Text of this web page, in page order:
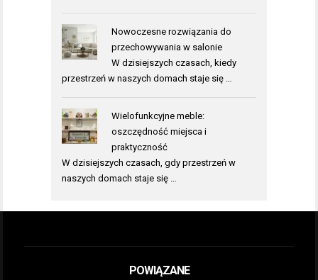
Nowoczesne rozwiązania do
przechowywania w salonie
W dzisiejszych czasach, kiedy
przestrzeń w naszych domach staje się …
Wielofunkcyjne meble:
oszczędność miejsca i
praktyczność
W dzisiejszych czasach, gdy przestrzeń w
naszych domach staje się …
POWIĄZANE